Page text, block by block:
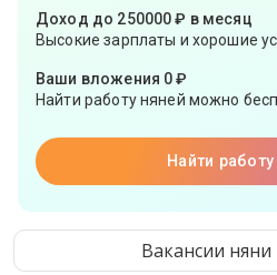
Доход до 250000 ₽ в месяц
Высокие зарплаты и хорошие
Ваши вложения 0 ₽
Найти работу няней можно
Найти
Вакансии